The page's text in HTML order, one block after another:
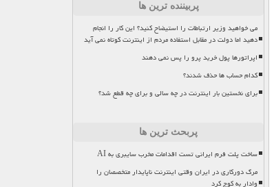
پربیننده ترین ها
می خواهید وزیر ارتباطات را استیضاح کنید؟ این کار را انجام
دهید اما دولت در مقابل استفاده مردم از اینترنت کوتاه نمی آید
اپراتورها پول خرید پرو را پس نمی دهند
کدام حساب ها حذف شدند؟
برای نخستین بار اینترنت در چه سالی و برای چه قطع شد؟
پربحث ترین ها
ساخت پلت فرم ایرانی تست اقدامات مخرب سایبری به AI
مرگ دورکاری در ایران وقتی اینترنت ناپایدار متخصصان را
وادار به کوچ کرد